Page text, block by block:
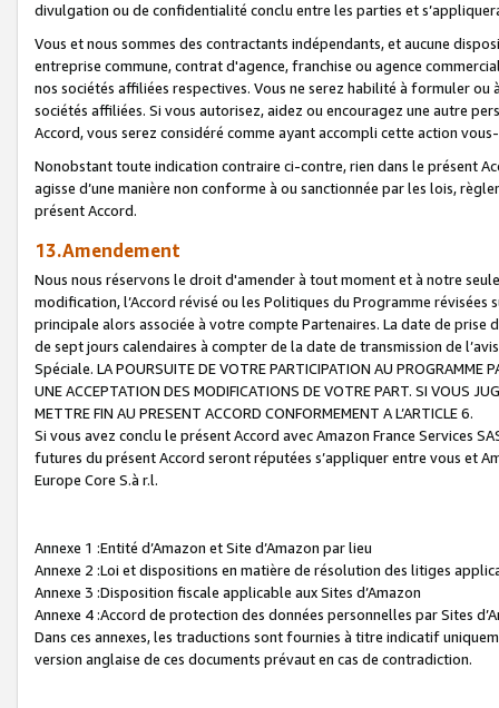
divulgation ou de confidentialité conclu entre les parties et
Vous et nous sommes des contractants indépendants, et aucune
entreprise commune, contrat d'agence, franchise ou agence
nos sociétés affiliées respectives. Vous ne serez habilité à formuler
sociétés affiliées. Si vous autorisez, aidez ou encouragez une autre
Accord, vous serez considéré comme ayant accompli cette action
Nonobstant toute indication contraire ci-contre, rien dans le présent
agisse d’une manière non conforme à ou sanctionnée par les lois,
présent Accord.
13.Amendement
Nous nous réservons le droit d'amender à tout moment et à notre
modification, l’Accord révisé ou les Politiques du Programme
principale alors associée à votre compte Partenaires. La date de
de sept jours calendaires à compter de la date de transmission de
Spéciale. LA POURSUITE DE VOTRE PARTICIPATION AU PROGRAMME
UNE ACCEPTATION DES MODIFICATIONS DE VOTRE PART. SI VOUS
METTRE FIN AU PRESENT ACCORD CONFORMEMENT A L’ARTICLE 6.
Si vous avez conclu le présent Accord avec Amazon France Services
futures du présent Accord seront réputées s’appliquer entre vous et
Europe Core S.à r.l.
Annexe 1 :Entité d’Amazon et Site d’Amazon par lieu
Annexe 2 :Loi et dispositions en matière de résolution des litiges
Annexe 3 :Disposition fiscale applicable aux Sites d’Amazon
Annexe 4 :Accord de protection des données personnelles par Sites
Dans ces annexes, les traductions sont fournies à titre indicatif
version anglaise de ces documents prévaut en cas de contradiction.